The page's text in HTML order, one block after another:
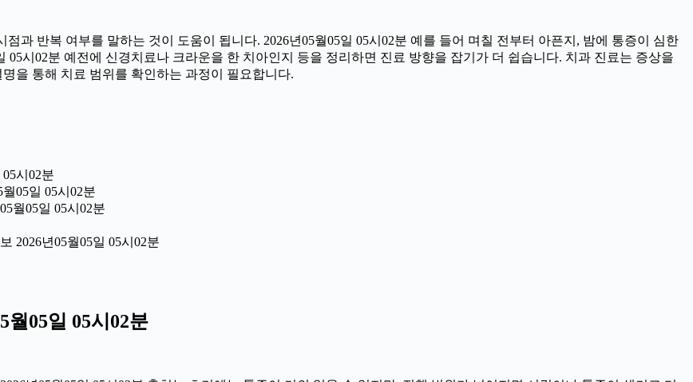
과 반복 여부를 말하는 것이 도움이 됩니다. 2026년05월05일 05시02분 예를 들어 며칠 전부터 아픈지, 밤에 통증이 심한
05시02분 예전에 신경치료나 크라운을 한 치아인지 등을 정리하면 진료 방향을 잡기가 더 쉽습니다. 치과 진료는 증상을
을 통해 치료 범위를 확인하는 과정이 필요합니다.
시02분
05일 05시02분
월05일 05시02분
2026년05월05일 05시02분
월05일 05시02분